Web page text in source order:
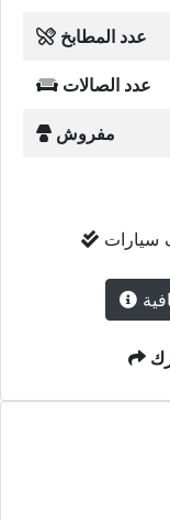
عدد المطابخ
عدد الصالات
مفروش
سيارات